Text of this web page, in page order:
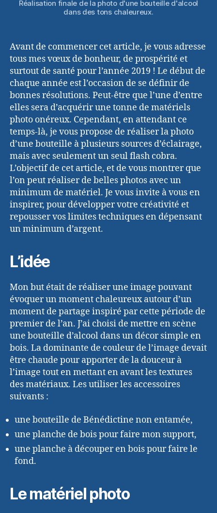
Réalisation finale de la photo d'une bouteille d'alcool
dans des tons chaleureux.
Avant de commencer cet article, je vous adresse
tous mes vœux de bonheur, de prospérité et
surtout de santé pour l’année 2019 ! Le début de
chaque année est l’occasion de se définir de
bonnes résolutions. Peut-être que l’une d’entre
elles sera d’acquérir une tonne de matériels
photo onéreux. Cependant, en attendant ce
temps-là, je vous propose de réaliser la photo
d’une bouteille à plusieurs sources d’éclairage,
mais avec seulement un seul flash cobra.
L’objectif de cet article, et de vous montrer que
l’on peut réaliser de belles photos avec un
minimum de matériel. Je vous invite à vous en
inspirer, pour développer votre créativité et
repousser vos limites techniques en dépensant
un minimum d’argent.
L’idée
Mon but était de réaliser une image pouvant
évoquer un moment chaleureux autour d’un
moment de partage inspiré par cette période de
premier de l’an. J’ai choisi de mettre en scène
une bouteille d’alcool dans un décor simple en
bois. La dominante de couleur de l’image devait
être chaude pour apporter de la douceur à
l’image tout en mettant en avant les textures
des matériaux. Les utiliser les accessoires
suivants :
une bouteille de Bénédictine non entamée,
une planche de bois pour faire mon support,
une planche à découper en bois pour faire le
fond.
Le matériel photo